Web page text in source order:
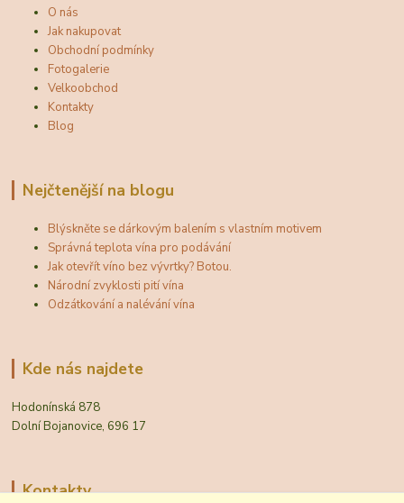
O nás
Jak nakupovat
Obchodní podmínky
Fotogalerie
Velkoobchod
Kontakty
Blog
Nejčtenější na blogu
Blýskněte se dárkovým balením s vlastním motivem
Správná teplota vína pro podávání
Jak otevřít víno bez vývrtky? Botou.
Národní zvyklosti pití vína
Odzátkování a nalévání vína
Kde nás najdete
Hodonínská 878
Dolní Bojanovice, 696 17
Kontakty